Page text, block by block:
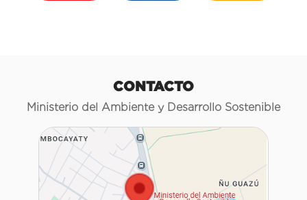
CONTACTO
Ministerio del Ambiente y Desarrollo Sostenible